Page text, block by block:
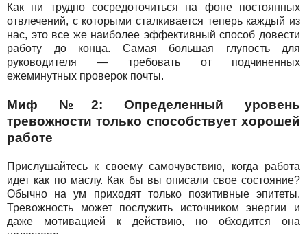
Как ни трудно сосредоточиться на фоне постоянных
отвлечений, с которыми сталкивается теперь каждый из
нас, это все же наиболее эффективный способ довести
работу до конца. Самая большая глупость для
руководителя — требовать от подчиненных
ежеминутных проверок почты.
Миф №2: Определенный уровень
тревожности только способствует хорошей
работе
Прислушайтесь к своему самочувствию, когда работа
идет как по маслу. Как бы вы описали свое состояние?
Обычно на ум приходят только позитивные эпитеты.
Тревожность может послужить источником энергии и
даже мотивацией к действию, но обходится она